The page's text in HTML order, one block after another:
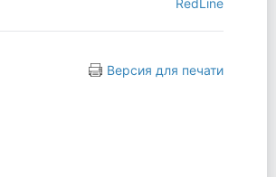
RedLine
Версия для печати